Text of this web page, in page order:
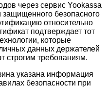
через сервис Yookassa
защищенного безопасного
относительно
подтверждает тот
которые
данных держателей
строгим требованиям.
указана информация
безопасности при